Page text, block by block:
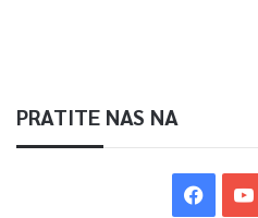
PRATITE NAS NA